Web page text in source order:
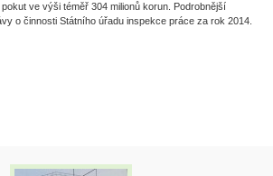
ve výši téměř 304 milionů korun. Podrobnější
o činnosti Státního úřadu inspekce práce za rok 2014.